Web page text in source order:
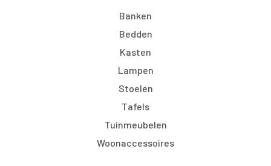
Banken
Bedden
Kasten
Lampen
Stoelen
Tafels
Tuinmeubelen
Woonaccessoires